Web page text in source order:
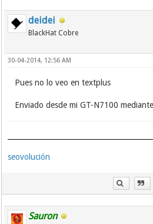
deidei
BlackHat Cobre
30-04-2014, 12:56 AM
Pues no lo veo en textplus
Enviado desde mi GT-N7100
seovolución
Sauron